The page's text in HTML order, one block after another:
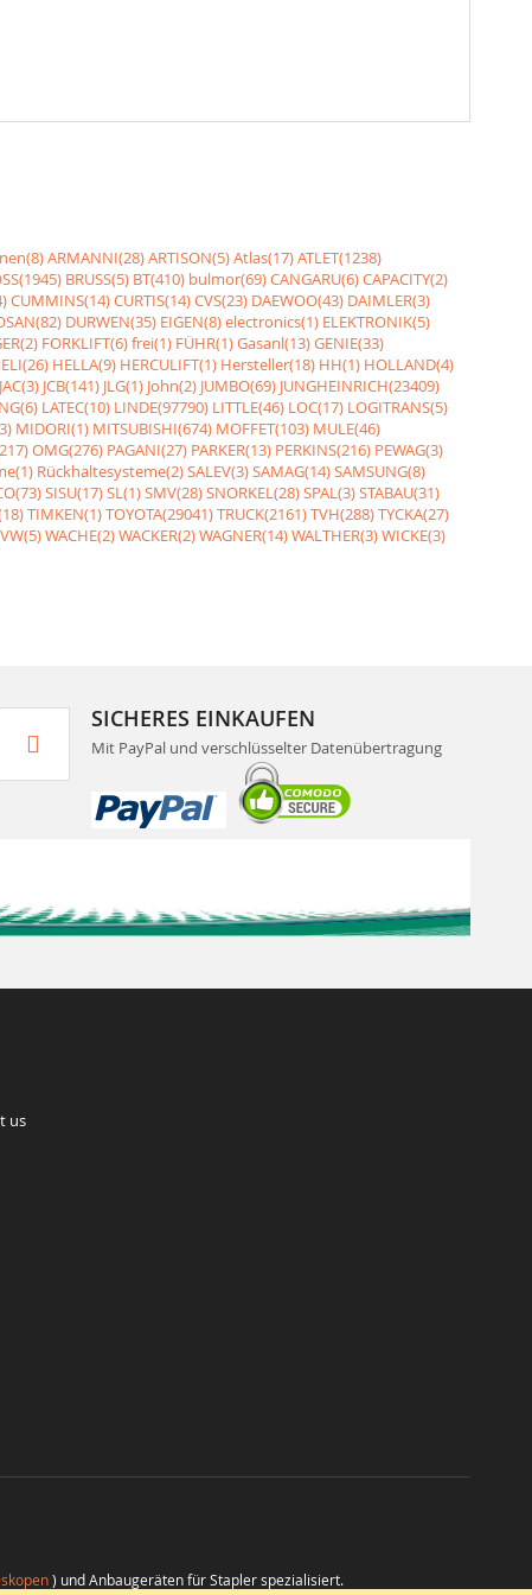
ARMANNI(28)ARTISON(5)Atlas(17)ATLET(1238)
BRUSS(5) BT(410) bulmor(69)CANGARU(6)CAPACITY(2)
CUMMINS(14)CURTIS(14)CVS(23) DAEWOO(43) DAIMLER(3)
DURWEN(35) EIGEN(8)electronics(1) ELEKTRONIK(5)
FORKLIFT(6)frei(1) FÜHR(1)Gasanl(13)GENIE(33)
HELLA(9) HERCULIFT(1) Hersteller(18) HH(1) HOLLAND(4)
JAC(3) JCB(141) JLG(1) John(2) JUMBO(69) JUNGHEINRICH(23409)
LATEC(10) LINDE(97790) LITTLE(46) LOC(17) LOGITRANS(5)
MIDORI(1) MITSUBISHI(674) MOFFET(103) MULE(46)
OMG(276) PAGANI(27) PARKER(13) PERKINS(216) PEWAG(3)
Rückhaltesysteme(2)SALEV(3)SAMAG(14)SAMSUNG(8)
SISU(17)SL(1)SMV(28)SNORKEL(28)SPAL(3)STABAU(31)
TIMKEN(1)TOYOTA(29041)TRUCK(2161)TVH(288)TYCKA(27)
VW(5)WACHE(2)WACKER(2)WAGNER(14)WALTHER(3)WICKE(3)
SICHERES EINKAUFEN
Mit PayPal und verschlüsselter Datenübertragung
us
) und Anbaugeräten für Stapler spezialisiert.